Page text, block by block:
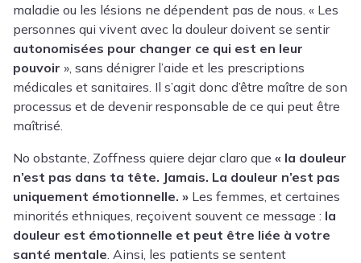
maladie ou les lésions ne dépendent pas de nous. « Les
personnes qui vivent avec la douleur doivent se sentir
autonomisées pour changer ce qui est en leur
pouvoir », sans dénigrer l’aide et les prescriptions
médicales et sanitaires. Il s’agit donc d’être maître de son
processus et de devenir responsable de ce qui peut être
maîtrisé.
No obstante, Zoffness quiere dejar claro que « la douleur
n’est pas dans ta tête. Jamais. La douleur n’est pas
uniquement émotionnelle. » Les femmes, et certaines
minorités ethniques, reçoivent souvent ce message : la
douleur est émotionnelle et peut être liée à votre
santé mentale . Ainsi, les patients se sentent